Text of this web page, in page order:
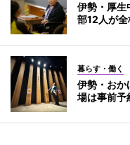
伊勢・厚
部12人が
暮らす・働く
伊勢・お
場は事前予